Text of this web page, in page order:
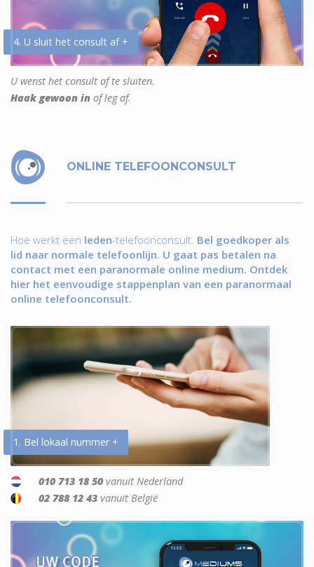
4. U sluit het consult af +
U wenst het consult af te sluiten.
Haak gewoon in of leg af.
ONLINE TELEFOONCONSULT
Hoe werkt een leden-telefoonconsult. Bel goedkoper als
lid naar normale telefoonlijn. U gaat pas betalen na
contact met een paranormale online medium. Ontdek
hier het eenvoudige stappenplan van een paranormaal
online telefoonconsult.
1. Bel lokaal nummer +
010 713 18 50 vanuit Nederland
02 788 12 43 vanuit België